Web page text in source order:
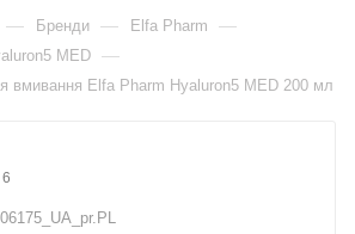
— Бренди — Elfa Pharm —
MED —
вмивання Elfa Pharm Hyaluron5 MED 200 мл
6